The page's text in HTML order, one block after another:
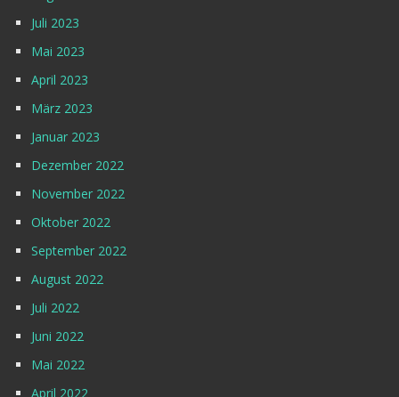
Juli 2023
Mai 2023
April 2023
März 2023
Januar 2023
Dezember 2022
November 2022
Oktober 2022
September 2022
August 2022
Juli 2022
Juni 2022
Mai 2022
April 2022